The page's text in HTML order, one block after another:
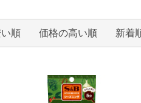
順 価格の高い順 新着